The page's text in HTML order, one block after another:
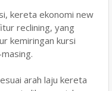
kereta ekonomi new
reclining, yang
kemiringan kursi
arah laju kereta